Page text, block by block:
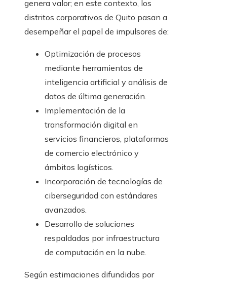
genera valor; en este contexto, los
distritos corporativos de Quito pasan a
desempeñar el papel de impulsores de:
Optimización de procesos
mediante herramientas de
inteligencia artificial y análisis de
datos de última generación.
Implementación de la
transformación digital en
servicios financieros, plataformas
de comercio electrónico y
ámbitos logísticos.
Incorporación de tecnologías de
ciberseguridad con estándares
avanzados.
Desarrollo de soluciones
respaldadas por infraestructura
de computación en la nube.
Según estimaciones difundidas por